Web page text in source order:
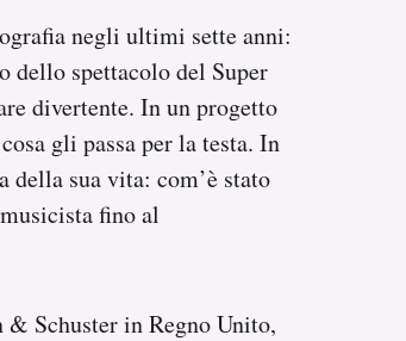
negli ultimi sette anni:
dello spettacolo del Super
divertente. In un progetto
gli passa per la testa. In
sua vita: com’è stato
fino al
Schuster in Regno Unito,